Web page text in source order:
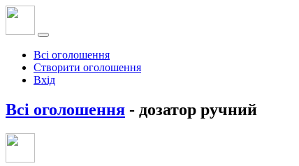
Всі оголошення
Створити оголошення
Вхід
Всі оголошення - дозатор ручний